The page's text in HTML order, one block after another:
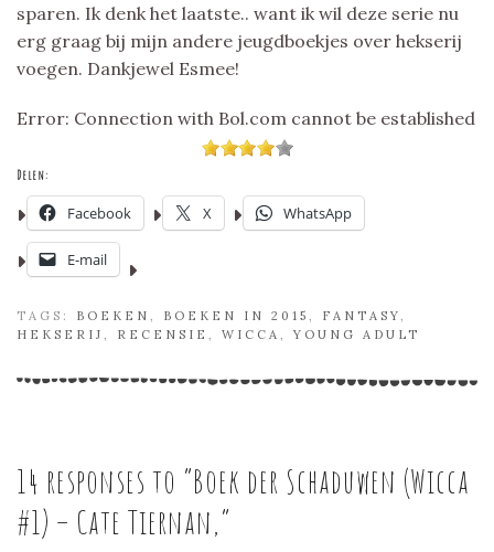
sparen. Ik denk het laatste.. want ik wil deze serie nu
erg graag bij mijn andere jeugdboekjes over hekserij
voegen. Dankjewel Esmee!
Error: Connection with Bol.com cannot be established
Delen:
Facebook X WhatsApp
E-mail
TAGS: BOEKEN BOEKEN IN 2015 FANTASY
HEKSERIJ
RECENSIE WICCA ,YOUNG ADULT
14 responses to “Boek der Schaduwen (Wicca
#1) – Cate Tiernan,”